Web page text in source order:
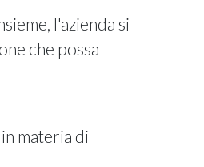
l'azienda si
che possa
materia di